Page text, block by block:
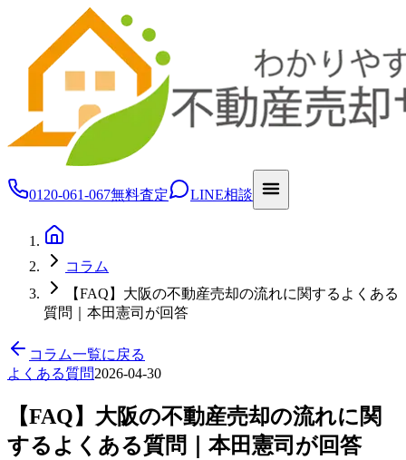
0120-061-067無料査定 LINE相談
コラム
【FAQ】大阪の不動産売却の流れに関するよくある
質問｜本田憲司が回答
コラム一覧に戻る
よくある質問2026-04-30
【FAQ】大阪の不動産売却の流れに関
するよくある質問｜本田憲司が回答